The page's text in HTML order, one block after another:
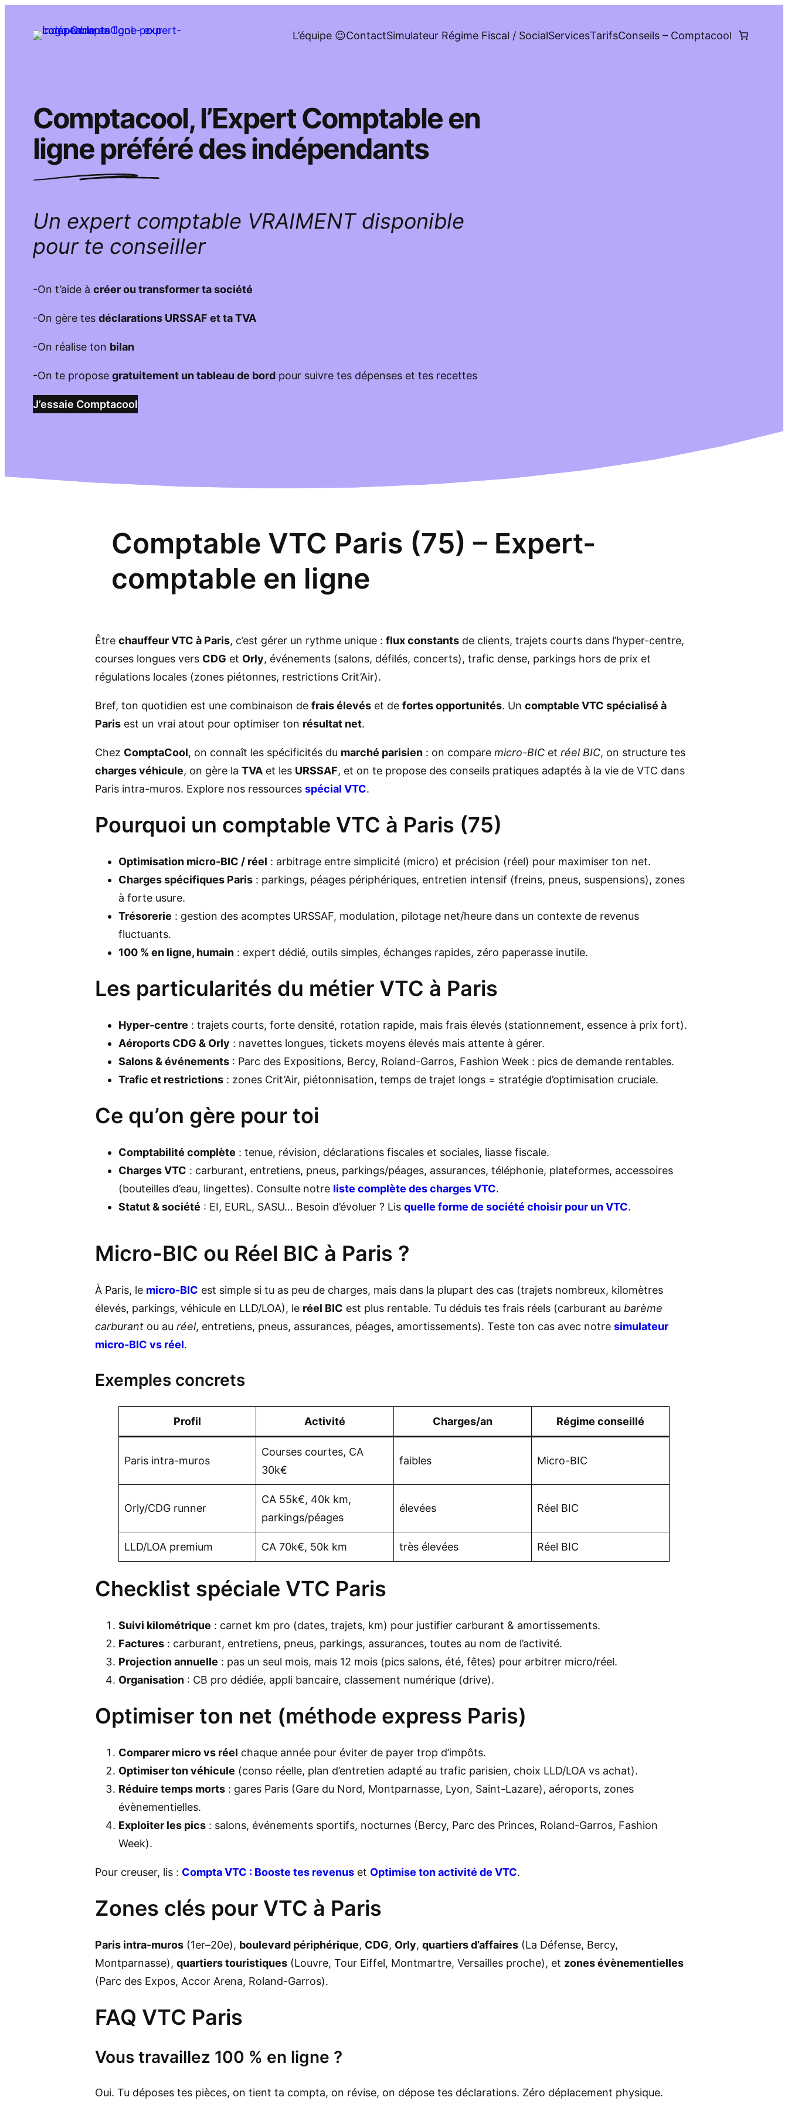
L’équipe 😉ContactSimulateur Régime Fiscal / SocialServicesTarifsConseils – Comptacool
Comptacool, l’Expert Comptable en
ligne préféré des indépendants
Un expert comptable VRAIMENT disponible
pour te conseiller
-On t’aide à créer ou transformer ta société
-On gère tes déclarations URSSAF et ta TVA
-On réalise ton bilan
-On te propose gratuitement un tableau de bord pour suivre tes dépenses et tes recettes
J’essaie Comptacool
Comptable VTC Paris (75) – Expert-
comptable en ligne
Être chauffeur VTC à Paris, c’est gérer un rythme unique : flux constants de clients, trajets courts dans l’hyper-centre,
courses longues vers CDG et Orly, événements (salons, défilés, concerts), trafic dense, parkings hors de prix et
régulations locales (zones piétonnes, restrictions Crit’Air).
Bref, ton quotidien est une combinaison de frais élevés et de fortes opportunités. Un comptable VTC spécialisé à
Paris est un vrai atout pour optimiser ton résultat net.
Chez ComptaCool, on connaît les spécificités du marché parisien : on compare micro-BIC et réel BIC, on structure tes
charges véhicule, on gère la TVA et les URSSAF, et on te propose des conseils pratiques adaptés à la vie de VTC dans
Paris intra-muros. Explore nos ressources spécial VTC.
Pourquoi un comptable VTC à Paris (75)
Optimisation micro-BIC / réel : arbitrage entre simplicité (micro) et précision (réel) pour maximiser ton net.
Charges spécifiques Paris : parkings, péages périphériques, entretien intensif (freins, pneus, suspensions), zones
à forte usure.
Trésorerie : gestion des acomptes URSSAF, modulation, pilotage net/heure dans un contexte de revenus
fluctuants.
100 % en ligne, humain : expert dédié, outils simples, échanges rapides, zéro paperasse inutile.
Les particularités du métier VTC à Paris
Hyper-centre : trajets courts, forte densité, rotation rapide, mais frais élevés (stationnement, essence à prix fort).
Aéroports CDG & Orly : navettes longues, tickets moyens élevés mais attente à gérer.
Salons & événements : Parc des Expositions, Bercy, Roland-Garros, Fashion Week : pics de demande rentables.
Trafic et restrictions : zones Crit’Air, piétonnisation, temps de trajet longs = stratégie d’optimisation cruciale.
Ce qu’on gère pour toi
Comptabilité complète : tenue, révision, déclarations fiscales et sociales, liasse fiscale.
Charges VTC : carburant, entretiens, pneus, parkings/péages, assurances, téléphonie, plateformes, accessoires
(bouteilles d’eau, lingettes). Consulte notre liste complète des charges VTC.
Statut & société : EI, EURL, SASU… Besoin d’évoluer ? Lis quelle forme de société choisir pour un VTC.
Micro-BIC ou Réel BIC à Paris ?
À Paris, le micro-BIC est simple si tu as peu de charges, mais dans la plupart des cas (trajets nombreux, kilomètres
élevés, parkings, véhicule en LLD/LOA), le réel BIC est plus rentable. Tu déduis tes frais réels (carburant au barème
carburant ou au réel, entretiens, pneus, assurances, péages, amortissements). Teste ton cas avec notre simulateur
micro-BIC vs réel.
Exemples concrets
Profil Activité Charges/an Régime conseillé
Paris intra-muros
Courses courtes, CA
30k€
faibles Micro-BIC
Orly/CDG runner
CA 55k€, 40k km,
parkings/péages
élevées Réel BIC
LLD/LOA premium CA 70k€, 50k km très élevées Réel BIC
Checklist spéciale VTC Paris
Suivi kilométrique : carnet km pro (dates, trajets, km) pour justifier carburant & amortissements.
Factures : carburant, entretiens, pneus, parkings, assurances, toutes au nom de l’activité.
Projection annuelle : pas un seul mois, mais 12 mois (pics salons, été, fêtes) pour arbitrer micro/réel.
Organisation : CB pro dédiée, appli bancaire, classement numérique (drive).
Optimiser ton net (méthode express Paris)
Comparer micro vs réel chaque année pour éviter de payer trop d’impôts.
Optimiser ton véhicule (conso réelle, plan d’entretien adapté au trafic parisien, choix LLD/LOA vs achat).
Réduire temps morts : gares Paris (Gare du Nord, Montparnasse, Lyon, Saint-Lazare), aéroports, zones
évènementielles.
Exploiter les pics : salons, événements sportifs, nocturnes (Bercy, Parc des Princes, Roland-Garros, Fashion
Week).
Pour creuser, lis : Compta VTC : Booste tes revenus et Optimise ton activité de VTC.
Zones clés pour VTC à Paris
Paris intra-muros (1er–20e), boulevard périphérique, CDG, Orly, quartiers d’affaires (La Défense, Bercy,
Montparnasse), quartiers touristiques (Louvre, Tour Eiffel, Montmartre, Versailles proche), et zones évènementielles
(Parc des Expos, Accor Arena, Roland-Garros).
FAQ VTC Paris
Vous travaillez 100 % en ligne ?
Oui. Tu déposes tes pièces, on tient ta compta, on révise, on dépose tes déclarations. Zéro déplacement physique.